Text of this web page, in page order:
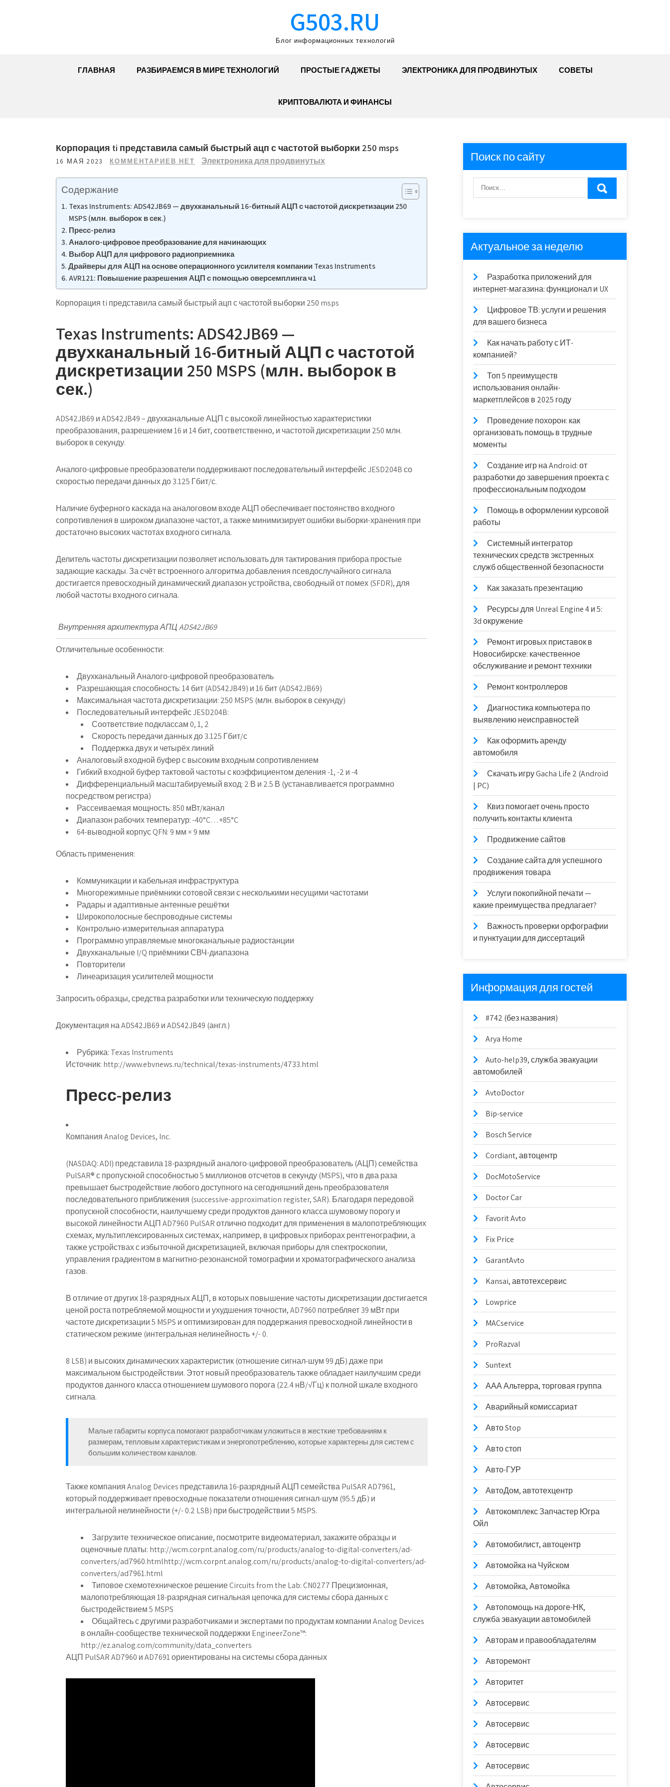
G503.RU
Блог информационных технологий
ГЛАВНАЯ РАЗБИРАЕМСЯ В МИРЕ ТЕХНОЛОГИЙ ПРОСТЫЕ ГАДЖЕТЫ ЭЛЕКТРОНИКА ДЛЯ ПРОДВИНУТЫХ СОВЕТЫ
КРИПТОВАЛЮТА И ФИНАНСЫ
Корпорация ti представила самый быстрый ацп с частотой выборки 250 msps
16 МАЯ 2023 КОММЕНТАРИЕВ НЕТ Электроника для продвинутых
Содержание
Texas Instruments: ADS42JB69 — двухканальный 16-битный АЦП с частотой дискретизации 250
MSPS (млн. выборок в сек.)
Пресс-релиз
Аналого-цифровое преобразование для начинающих
Выбор АЦП для цифрового радиоприемника
Драйверы для АЦП на основе операционного усилителя компании Texas Instruments
AVR121: Повышение разрешения АЦП с помощью оверсемплинга ч1
Корпорация ti представила самый быстрый ацп с частотой выборки 250 msps
Texas Instruments: ADS42JB69 —
двухканальный 16-битный АЦП с частотой
дискретизации 250 MSPS (млн. выборок в
сек.)
ADS42JB69 и ADS42JB49 – двухканальные АЦП с высокой линейностью характеристики
преобразования, разрешением 16 и 14 бит, соответственно, и частотой дискретизации 250 млн.
выборок в секунду.
Аналого-цифровые преобразователи поддерживают последовательный интерфейс JESD204B со
скоростью передачи данных до 3.125 Гбит/с.
Наличие буферного каскада на аналоговом входе АЦП обеспечивает постоянство входного
сопротивления в широком диапазоне частот, а также минимизирует ошибки выборки-хранения при
достаточно высоких частотах входного сигнала.
Делитель частоты дискретизации позволяет использовать для тактирования прибора простые
задающие каскады. За счёт встроенного алгоритма добавления псевдослучайного сигнала
достигается превосходный динамический диапазон устройства, свободный от помех (SFDR), для
любой частоты входного сигнала.
Внутренняя архитектура АПЦ ADS42JB69
Отличительные особенности:
Двухканальный Аналого-цифровой преобразователь
Разрешающая способность: 14 бит (ADS42JB49) и 16 бит (ADS42JB69)
Максимальная частота дискретизации: 250 MSPS (млн. выборок в секунду)
Последовательный интерфейс JESD204B:
Соответствие подклассам 0, 1, 2
Скорость передачи данных до 3.125 Гбит/с
Поддержка двух и четырёх линий
Аналоговый входной буфер с высоким входным сопротивлением
Гибкий входной буфер тактовой частоты с коэффициентом деления -1, -2 и -4
Дифференциальный масштабируемый вход: 2 В и 2.5 В (устанавливается программно
посредством регистра)
Рассеиваемая мощность: 850 мВт/канал
Диапазон рабочих температур: -40°C…+85°C
64-выводной корпус QFN: 9 мм × 9 мм
Область применения:
Коммуникации и кабельная инфраструктура
Многорежимные приёмники сотовой связи с несколькими несущими частотами
Радары и адаптивные антенные решётки
Широкополосные беспроводные системы
Контрольно-измерительная аппаратура
Программно управляемые многоканальные радиостанции
Двухканальные I/Q приёмники СВЧ-диапазона
Повторители
Линеаризация усилителей мощности
Запросить образцы, средства разработки или техническую поддержку
Документация на ADS42JB69 и ADS42JB49 (англ.)
Рубрика: Texas Instruments
Источник: http://www.ebvnews.ru/technical/texas-instruments/4733.html
Пресс-релиз
Компания Analog Devices, Inc.
(NASDAQ: ADI) представила 18-разрядный аналого-цифровой преобразователь (АЦП) семейства
PulSAR® с пропускной способностью 5 миллионов отсчетов в секунду (MSPS), что в два раза
превышает быстродействие любого доступного на сегодняшний день преобразователя
последовательного приближения (successive-approximation register, SAR). Благодаря передовой
пропускной способности, наилучшему среди продуктов данного класса шумовому порогу и
высокой линейности АЦП AD7960 PulSAR отлично подходит для применения в малопотребляющих
схемах, мультиплексированных системах, например, в цифровых приборах рентгенографии, а
также устройствах с избыточной дискретизацией, включая приборы для спектроскопии,
управления градиентом в магнитно-резонансной томографии и хроматографического анализа
газов.
В отличие от других 18-разрядных АЦП, в которых повышение частоты дискретизации достигается
ценой роста потребляемой мощности и ухудшения точности, AD7960 потребляет 39 мВт при
частоте дискретизации 5 MSPS и оптимизирован для поддержания превосходной линейности в
статическом режиме (интегральная нелинейность +/- 0.
8 LSB) и высоких динамических характеристик (отношение сигнал-шум 99 дБ) даже при
максимальном быстродействии. Этот новый преобразователь также обладает наилучшим среди
продуктов данного класса отношением шумового порога (22.4 нВ/√Гц) к полной шкале входного
сигнала.
Малые габариты корпуса помогают разработчикам уложиться в жесткие требованиям к
размерам, тепловым характеристикам и энергопотреблению, которые характерны для систем с
большим количеством каналов.
Также компания Analog Devices представила 16-разрядный АЦП семейства PulSAR AD7961,
который поддерживает превосходные показатели отношения сигнал-шум (95.5 дБ) и
интегральной нелинейности (+/- 0.2 LSB) при быстродействии 5 MSPS.
Загрузите техническое описание, посмотрите видеоматериал, закажите образцы и
оценочные платы: http://wcm.corpnt.analog.com/ru/products/analog-to-digital-converters/ad-
converters/ad7960.htmlhttp://wcm.corpnt.analog.com/ru/products/analog-to-digital-converters/ad-
converters/ad7961.html
Типовое схемотехническое решение Circuits from the Lab: CN0277 Прецизионная,
малопотребляющая 18-разрядная сигнальная цепочка для системы сбора данных с
быстродействием 5 MSPS
Общайтесь с другими разработчиками и экспертами по продуктам компании Analog Devices
в онлайн-сообществе технической поддержки EngineerZone™:
http://ez.analog.com/community/data_converters
АЦП PulSAR AD7960 и AD7691 ориентированы на системы сбора данных
Поиск по сайту
Актуальное за неделю
Разработка приложений для
интернет-магазина: функционал и UX
Цифровое ТВ: услуги и решения
для вашего бизнеса
Как начать работу с ИТ-
компанией?
Топ 5 преимуществ
использования онлайн-
маркетплейсов в 2025 году
Проведение похорон: как
организовать помощь в трудные
моменты
Создание игр на Android: от
разработки до завершения проекта с
профессиональным подходом
Помощь в оформлении курсовой
работы
Системный интегратор
технических средств экстренных
служб общественной безопасности
Как заказать презентацию
Ресурсы для Unreal Engine 4 и 5:
3d окружение
Ремонт игровых приставок в
Новосибирске: качественное
обслуживание и ремонт техники
Ремонт контроллеров
Диагностика компьютера по
выявлению неисправностей
Как оформить аренду
автомобиля
Скачать игру Gacha Life 2 (Android
| PC)
Квиз помогает очень просто
получить контакты клиента
Продвижение сайтов
Создание сайта для успешного
продвижения товара
Услуги покопийной печати —
какие преимущества предлагает?
Важность проверки орфографии
и пунктуации для диссертаций
Информация для гостей
#742 (без названия)
Arya Home
Auto-help39, служба эвакуации
автомобилей
AvtoDoctor
Bip-service
Bosch Service
Cordiant, автоцентр
DocMotoService
Doctor Car
Favorit Avto
Fix Price
GarantAvto
Kansai, автотехсервис
Lowprice
MACservice
ProRazval
Suntext
ААА Альтерра, торговая группа
Аварийный комиссариат
Авто Stop
Авто стоп
Авто-ГУР
АвтоДом, автотехцентр
Автокомплекс Запчастер Югра
Ойл
Автомобилист, автоцентр
Автомойка на Чуйском
Автомойка, Автомойка
Автопомощь на дороге-НК,
служба эвакуации автомобилей
Авторам и правообладателям
Авторемонт
Авторитет
Автосервис
Автосервис
Автосервис
Автосервис